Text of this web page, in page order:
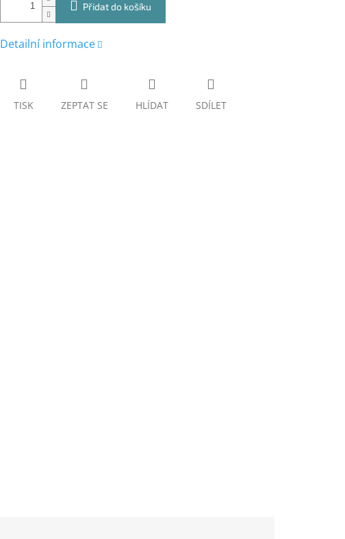
Přidat do košíku
Detailní informace
TISK ZEPTAT SE HLÍDAT SDÍLET